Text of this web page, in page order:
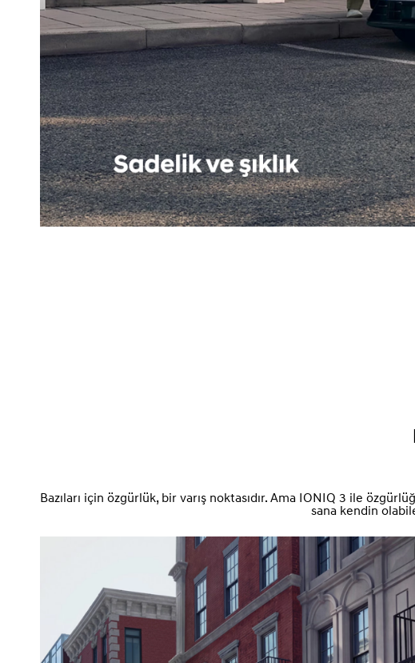
Bazıları için özgürlük, bir varış noktasıdır. Ama IONIQ 3 ile
sana kendin